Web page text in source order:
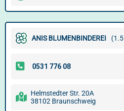
ANIS BLUMENBINDEREI
Helmstedter Str. 20A
38102 Braunschweig